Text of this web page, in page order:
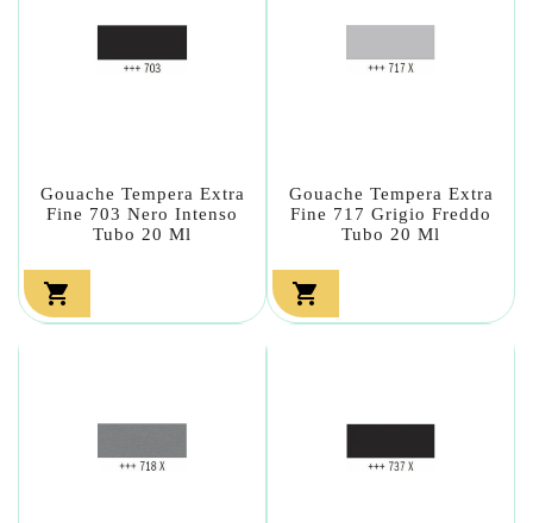
Gouache Tempera Extra
Fine 703 Nero Intenso
Tubo 20 Ml

Gouache Tempera Extra
Fine 717 Grigio Freddo
Tubo 20 Ml
